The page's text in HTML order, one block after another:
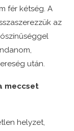
fér kétség. A
az
után.
meccset
helyzet,